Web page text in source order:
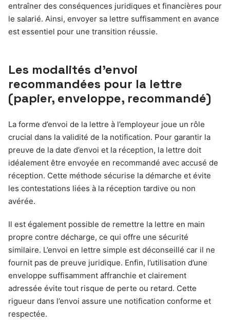
entraîner des conséquences juridiques et financières pour
le salarié. Ainsi, envoyer sa lettre suffisamment en avance
est essentiel pour une transition réussie.
Les modalités d’envoi
recommandées pour la lettre
(papier, enveloppe, recommandé)
La forme d’envoi de la lettre à l’employeur joue un rôle
crucial dans la validité de la notification. Pour garantir la
preuve de la date d’envoi et la réception, la lettre doit
idéalement être envoyée en recommandé avec accusé de
réception. Cette méthode sécurise la démarche et évite
les contestations liées à la réception tardive ou non
avérée.
Il est également possible de remettre la lettre en main
propre contre décharge, ce qui offre une sécurité
similaire. L’envoi en lettre simple est déconseillé car il ne
fournit pas de preuve juridique. Enfin, l’utilisation d’une
enveloppe suffisamment affranchie et clairement
adressée évite tout risque de perte ou retard. Cette
rigueur dans l’envoi assure une notification conforme et
respectée.